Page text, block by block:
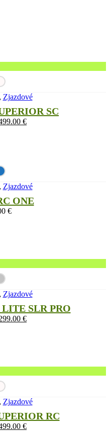
Zjazdové
SC
€
Zjazdové
ONE
€
Zjazdové
SLR PRO
€
Zjazdové
RC
€